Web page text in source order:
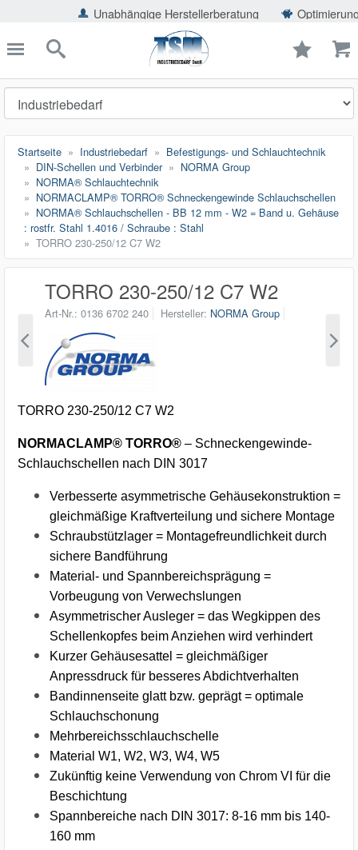
Unabhängige Herstellerberatung Optimierung der
schließen
Suche
Startseite Industriebedarf
Befestigungs- und Schlauchtechnik
DIN-Schellen und Verbinder
NORMA Group
NORMA® Schlauchtechnik
NORMACLAMP® TORRO® Schneckengewinde Schlauchschellen
NORMA® Schlauchschellen - BB 12 mm - W2 = Band u. Gehäuse
: rostfr. Stahl 1.4016 / Schraube : Stahl
TORRO 230-250/12 C7 W2
TORRO 230-250/12 C7 W2
Art-Nr. 0136 6702 240 Hersteller NORMA Group
TORRO 230-250/12 C7 W2
NORMACLAMP® TORRO® – Schneckengewinde-
Schlauchschellen nach DIN 3017
Verbesserte asymmetrische Gehäusekonstruktion =
gleichmäßige Kraftverteilung und sichere Montage
Schraubstützlager = Montagefreundlichkeit durch
sichere Bandführung
Material- und Spannbereichsprägung =
Vorbeugung von Verwechslungen
Asymmetrischer Ausleger = das Wegkippen des
Schellenkopfes beim Anziehen wird verhindert
Kurzer Gehäusesattel = gleichmäßiger
Anpressdruck für besseres Abdichtverhalten
Bandinnenseite glatt bzw. geprägt = optimale
Schlauchschonung
Mehrbereichsschlauchschelle
Material W1, W2, W3, W4, W5
Zukünftig keine Verwendung von Chrom VI für die
Beschichtung
Spannbereiche nach DIN 3017: 8-16 mm bis 140-
160 mm